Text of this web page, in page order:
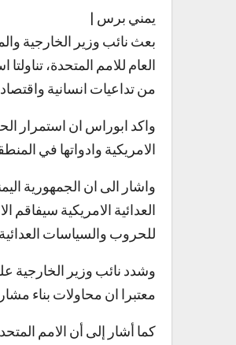
يمني برس |
بعث نائب وزير الخارجية
من تداعيات انسانية
واكد ابوراس ان استمرار
الامريكية وادواتها في
واشار الى ان الجمهورية
العدائية الامريكية
للحروب والسياسات
وشدد نائب وزير الخارجية
معتبرا ان محاولات بناء
كما أشار إلى أن الامم